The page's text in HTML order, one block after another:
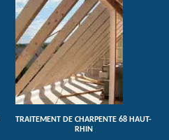
TRAITEMENT DE CHARPENTE 68 HAUT-
RHIN